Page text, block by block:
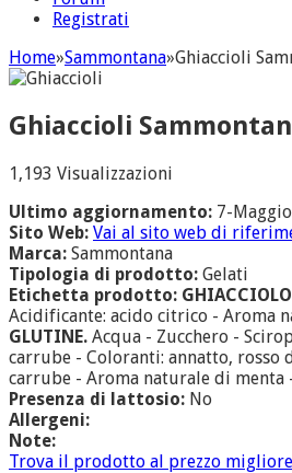
Registrati
Home»Sammontana»Ghiaccioli
Ghiaccioli
1,193 Visualizzazioni
Ultimo aggiornamento: 7-
Sito Web: Vai al sito web di
Marca: Sammontana
Tipologia di prodotto: Gelati
Etichetta prodotto:
Acidificante: acido citrico - Aroma
GLUTINE. Acqua - Zucchero -
carrube - Coloranti: annatto, rosso
carrube - Aroma naturale di
Presenza di lattosio: No
Allergeni:
Note:
Trova il prodotto al prezzo migliore